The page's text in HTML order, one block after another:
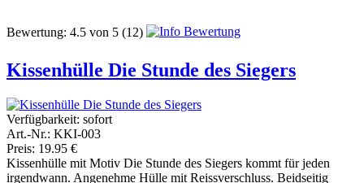
Bewertung: 4.5 von 5 (12)
Kissenhülle Die Stunde des Siegers
Verfügbarkeit: sofort
Art.-Nr.: KKI-003
Preis: 19.95 €
Kissenhülle mit Motiv Die Stunde des Siegers kommt für jeden
irgendwann. Angenehme Hülle mit Reissverschluss. Beidseitig